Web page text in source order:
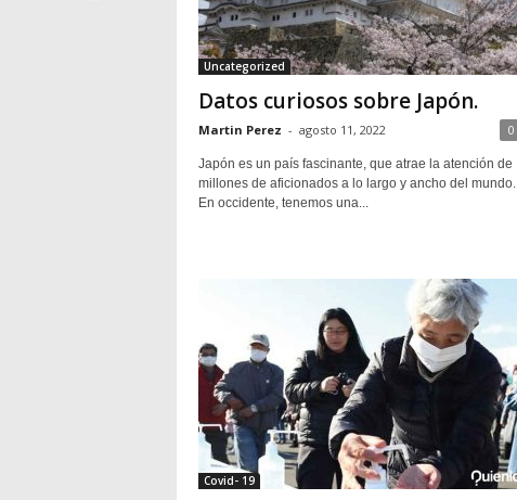
Uncategorized
Datos curiosos sobre Japón.
Martin Perez - agosto 11, 2022 0
Japón es un país fascinante, que atrae la atención de
millones de aficionados a lo largo y ancho del mundo.
En occidente, tenemos una...
Covid- 19